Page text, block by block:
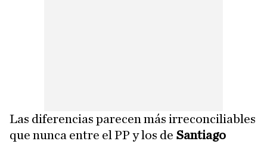
Las diferencias parecen más irreconciliables
que nunca entre el PP y los de Santiago